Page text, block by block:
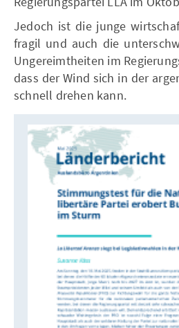
Jedoch ist die junge
fragil und auch die
Ungereimtheiten im
dass der Wind sich in der
schnell drehen kann.